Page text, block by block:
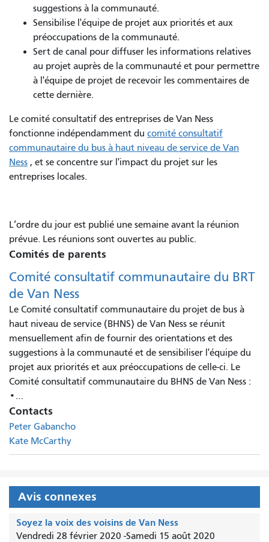
suggestions à la communauté.
Sensibilise l'équipe de projet aux priorités et aux
préoccupations de la communauté.
Sert de canal pour diffuser les informations relatives
au projet auprès de la communauté et pour permettre
à l'équipe de projet de recevoir les commentaires de
cette dernière.
Le comité consultatif des entreprises de Van Ness
fonctionne indépendamment du comité consultatif
communautaire du bus à haut niveau de service de Van
Ness , et se concentre sur l'impact du projet sur les
entreprises locales.
L’ordre du jour est publié une semaine avant la réunion
prévue. Les réunions sont ouvertes au public.
Comités de parents
Comité consultatif communautaire du BRT
de Van Ness
Le Comité consultatif communautaire du projet de bus à
haut niveau de service (BHNS) de Van Ness se réunit
mensuellement afin de fournir des orientations et des
suggestions à la communauté et de sensibiliser l'équipe du
projet aux priorités et aux préoccupations de celle-ci. Le
Comité consultatif communautaire du BHNS de Van Ness :
•…
Contacts
Peter Gabancho
Kate McCarthy
Avis connexes
Soyez la voix des voisins de Van Ness
Vendredi 28 février 2020 -Samedi 15 août 2020